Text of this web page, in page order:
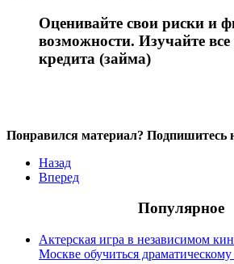
Оценивайте свои риски и
возможности. Изучайте все
кредита (займа)
Понравился материал? Подпишитесь
Назад
Вперед
Популярное
Актерская игра в независимом
Москве обучиться драматическому